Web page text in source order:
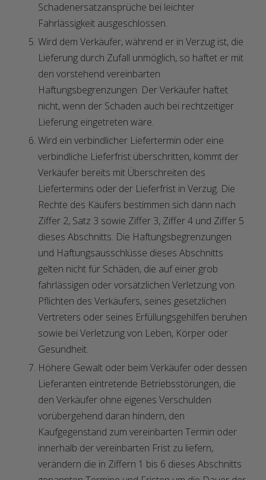
Schadenersatzansprüche bei leichter
Fahrlässigkeit ausgeschlossen.
Wird dem Verkäufer, während er in Verzug ist, die
Lieferung durch Zufall unmöglich, so haftet er mit
den vorstehend vereinbarten
Haftungsbegrenzungen. Der Verkäufer haftet
nicht, wenn der Schaden auch bei rechtzeitiger
Lieferung eingetreten wäre.
Wird ein verbindlicher Liefertermin oder eine
verbindliche Lieferfrist überschritten, kommt der
Verkäufer bereits mit Überschreiten des
Liefertermins oder der Lieferfrist in Verzug. Die
Rechte des Käufers bestimmen sich dann nach
Ziffer 2, Satz 3 sowie Ziffer 3, Ziffer 4 und Ziffer 5
dieses Abschnitts. Die Haftungsbegrenzungen
und Haftungsausschlüsse dieses Abschnitts
gelten nicht für Schäden, die auf einer grob
fahrlässigen oder vorsätzlichen Verletzung von
Pflichten des Verkäufers, seines gesetzlichen
Vertreters oder seines Erfüllungsgehilfen beruhen
sowie bei Verletzung von Leben, Körper oder
Gesundheit.
Höhere Gewalt oder beim Verkäufer oder dessen
Lieferanten eintretende Betriebsstörungen, die
den Verkäufer ohne eigenes Verschulden
vorübergehend daran hindern, den
Kaufgegenstand zum vereinbarten Termin oder
innerhalb der vereinbarten Frist zu liefern,
verändern die in Ziffern 1 bis 6 dieses Abschnitts